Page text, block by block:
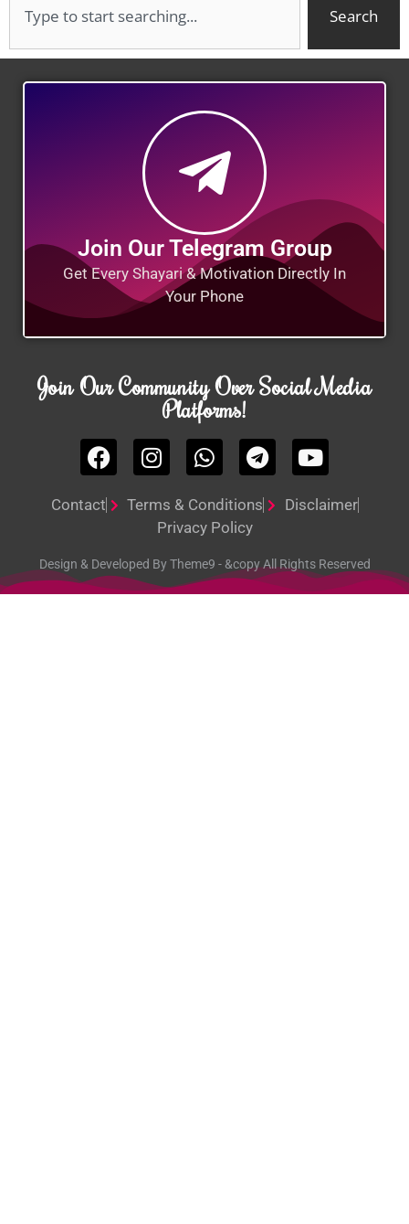
Search
Join Our Telegram Group
Get Every Shayari & Motivation Directly In
Your Phone
Join Our Community Over Social Media
Platforms!
Contact Terms & Conditions
Disclaimer
Privacy Policy
Design & Developed By Theme9 - &copy All Rights Reserved